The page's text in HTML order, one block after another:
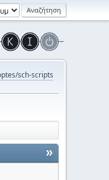
sch-scripts
»